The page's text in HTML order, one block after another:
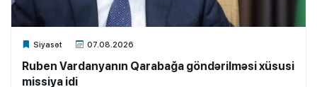
Siyasət 07.08.2026
Xalq.Online
Ruben Vardanyanın Qarabağa göndərilməsi xüsusi
missiya idi